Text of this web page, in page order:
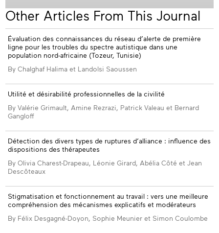
Other Articles From This Journal
Évaluation des connaissances du réseau d’alerte de première
ligne pour les troubles du spectre autistique dans une
population nord-africaine (Tozeur, Tunisie)
By Chalghaf Halima et Landolsi Saoussen
Utilité et désirabilité professionnelles de la civilité
By Valérie Grimault, Amine Rezrazi, Patrick Valeau et Bernard
Gangloff
Détection des divers types de ruptures d’alliance : influence des
dispositions des thérapeutes
By Olivia Charest-Drapeau, Léonie Girard, Abélia Côté et Jean
Descôteaux
Stigmatisation et fonctionnement au travail : vers une meilleure
compréhension des mécanismes explicatifs et modérateurs
By Félix Desgagné-Doyon, Sophie Meunier et Simon Coulombe